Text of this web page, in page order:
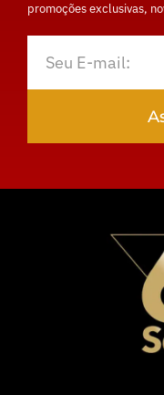
promoções exclusivas,